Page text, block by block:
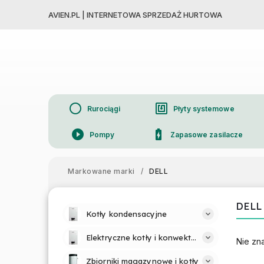
AVIEN.PL | INTERNETOWA SPRZEDAŻ HURTOWA
circle Rurociągi nfc Płyty systemowe
play_circle_filled Pompy battery_charging_full Zapasowe zasilacze
Markowane marki
/ DELL
Kotły kondensacyjne
Elektryczne kotły i konwektory
Zbiorniki magazynowe i kotły
DELL
Nie